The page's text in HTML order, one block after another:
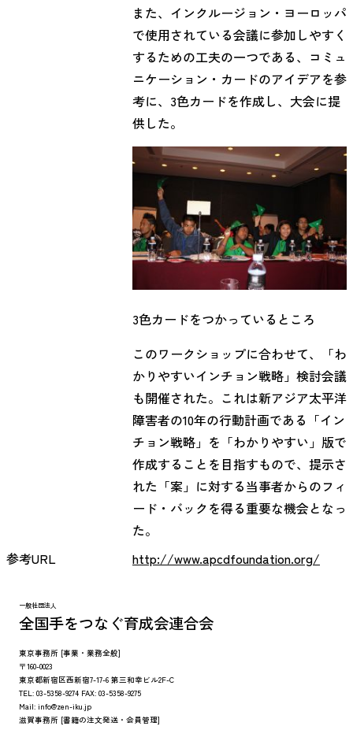
また、インクルージョン・ヨーロッパ
で使用されている会議に参加しやすく
するための工夫の一つである、コミュ
ニケーション・カードのアイデアを参
考に、3色カードを作成し、大会に提
供した。
3色カードをつかっているところ
このワークショップに合わせて、「わ
かりやすいインチョン戦略」検討会議
も開催された。これは新アジア太平洋
障害者の10年の行動計画である「イン
チョン戦略」を「わかりやすい」版で
作成することを目指すもので、提示さ
れた「案」に対する当事者からのフィ
ード・バックを得る重要な機会となっ
た。
参考URL
http://www.apcdfoundation.org/
一般社団法人
全国手をつなぐ育成会連合会
東京事務所 [事業・業務全般]
〒160-0023
東京都新宿区西新宿7-17-6 第三和幸ビル2F-C
TEL: 03-5358-9274 FAX: 03-5358-9275
Mail: info@zen-iku.jp
滋賀事務所 [書籍の注文発送・会員管理]